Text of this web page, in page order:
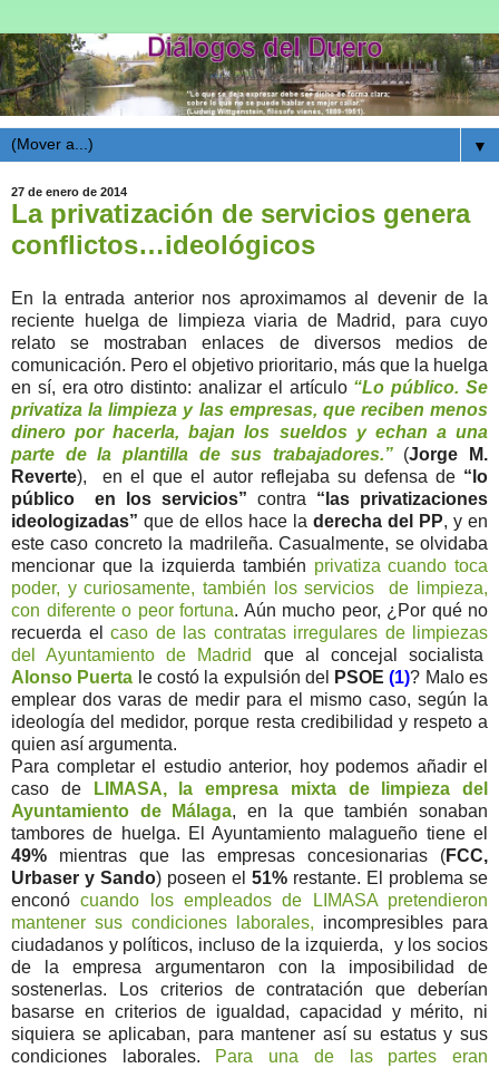
▼
27 de enero de 2014
La privatización de servicios genera
conflictos…ideológicos
En la entrada anterior nos aproximamos al devenir de la
reciente huelga de limpieza viaria de Madrid, para cuyo
relato se mostraban enlaces de diversos medios de
comunicación. Pero el objetivo prioritario, más que la huelga
en sí, era otro distinto: analizar el artículo“Lo público. Se
privatiza la limpieza y las empresas, que reciben menos
dinero por hacerla, bajan los sueldos y echan a una
parte de la plantilla de sus trabajadores.”(Jorge M.
Reverte), en el que el autor reflejaba su defensa de “lo
público en los servicios” contra “las privatizaciones
ideologizadas” que de ellos hace la derecha del PP, y en
este caso concreto la madrileña. Casualmente, se olvidaba
mencionar que la izquierda también privatiza cuando toca
poder, y curiosamente, también los servicios de limpieza,
con diferente o peor fortuna. Aún mucho peor, ¿Por qué no
recuerda el caso de las contratas irregulares de limpiezas
del Ayuntamiento de Madrid
que al concejal socialista
Alonso Puerta le costó la expulsión del PSOE (1)? Malo es
emplear dos varas de medir para el mismo caso, según la
ideología del medidor, porque resta credibilidad y respeto a
quien así argumenta.
Para completar el estudio anterior, hoy podemos añadir el
caso deLIMASA, la empresa mixta de limpieza del
Ayuntamiento de Málaga, en la que también sonaban
tambores de huelga. El Ayuntamiento malagueño tiene el
49% mientras que las empresas concesionarias (FCC,
Urbaser y Sando) poseen el 51% restante. El problema se
enconócuando los empleados de LIMASA pretendieron
mantener sus condiciones laborales, incompresibles para
ciudadanos y políticos, incluso de la izquierda, y los socios
de la empresa argumentaron con la imposibilidad de
sostenerlas. Los criterios de contratación que deberían
basarse en criterios de igualdad, capacidad y mérito, ni
siquiera se aplicaban, para mantener así su estatus y sus
condiciones laborales. Para una de las partes eran